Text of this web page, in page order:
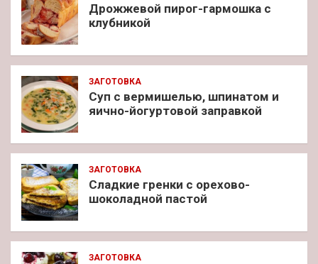
Дрожжевой пирог-гармошка с
клубникой
ЗАГОТОВКА
Суп с вермишелью, шпинатом и
яично-йогуртовой заправкой
ЗАГОТОВКА
Сладкие гренки с орехово-
шоколадной пастой
ЗАГОТОВКА